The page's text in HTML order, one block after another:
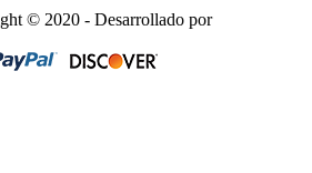
© 2020 - Desarrollado por